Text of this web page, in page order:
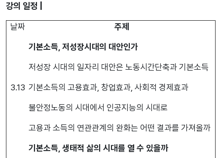
강의 일정 |
날짜 주제
3.13
기본소득, 저성장시대의 대안인가
저성장 시대의 일자리 대안은 노동시간단축과 기본소득
기본소득의 고용효과, 창업효과, 사회적 경제효과
불안정노동의 시대에서 인공지능의 시대로
고용과 소득의 연관관계의 완화는 어떤 결과를 가져올까
기본소득, 생태적 삶의 시대를 열 수 있을까